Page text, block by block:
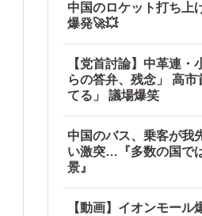
としている」と決めつけて責任
財源はどうするんだ！！」他
中国のロケット打ち上
爆発🚀💥
【党首討論】中革連
らの答弁、残念」 高
てる」 議場爆笑
中国のバス、乗客が我
い激突…『多数の国で
景』
【動画】イオンモー